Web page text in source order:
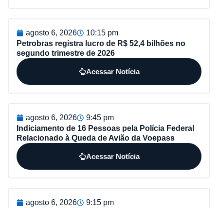
agosto 6, 2026
10:15 pm
Petrobras registra lucro de R$ 52,4 bilhões no
segundo trimestre de 2026
Acessar Notícia
agosto 6, 2026
9:45 pm
Indiciamento de 16 Pessoas pela Polícia Federal
Relacionado à Queda de Avião da Voepass
Acessar Notícia
agosto 6, 2026
9:15 pm